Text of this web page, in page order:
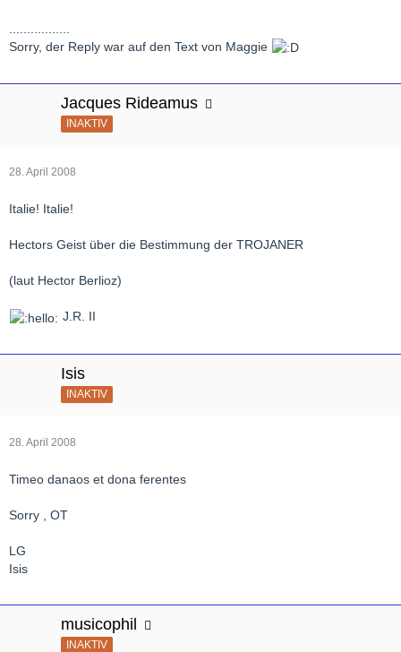
Sorry, der Reply war auf den Text von Maggie
Jacques Rideamus
INAKTIV
28. April 2008
Italie! Italie!
Hectors Geist über die Bestimmung der TROJANER
(laut Hector Berlioz)
J.R. II
Isis
INAKTIV
28. April 2008
Timeo danaos et dona ferentes
Sorry , OT
LG
Isis
musicophil
INAKTIV